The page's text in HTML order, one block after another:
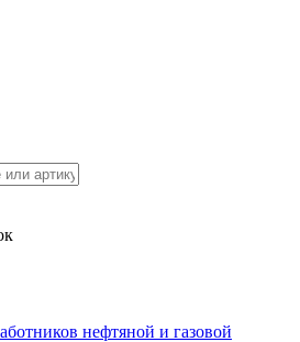
нефтяной и газовой